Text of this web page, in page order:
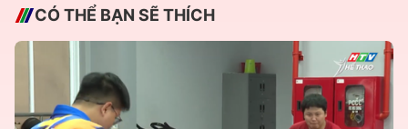
CÓ THỂ BẠN SẼ THÍCH